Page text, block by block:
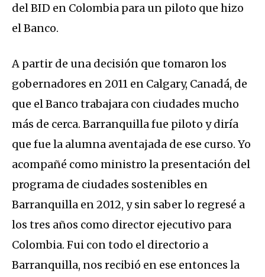
del BID en Colombia para un piloto que hizo
el Banco.
A partir de una decisión que tomaron los
gobernadores en 2011 en Calgary, Canadá, de
que el Banco trabajara con ciudades mucho
más de cerca. Barranquilla fue piloto y diría
que fue la alumna aventajada de ese curso. Yo
acompañé como ministro la presentación del
programa de ciudades sostenibles en
Barranquilla en 2012, y sin saber lo regresé a
los tres años como director ejecutivo para
Colombia. Fui con todo el directorio a
Barranquilla, nos recibió en ese entonces la